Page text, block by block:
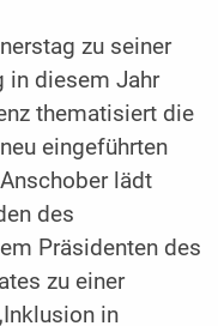
zu seiner
in diesem Jahr
thematisiert die
eingeführten
lädt
des
Präsidenten des
zu einer
in